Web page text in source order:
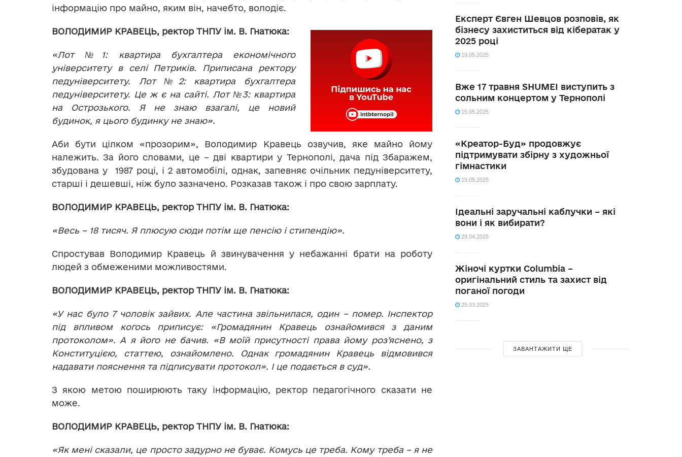
інформацію про майно, яким він, начебто, володіє.
ВОЛОДИМИР КРАВЕЦЬ, ректор ТНПУ ім. В. Гнатюка:
«Лот №1: квартира бухгалтераекономічного
університету в селі Петриків. Приписана ректору
педуніверситету. Лот №2: квартира бухгалтера
педуніверситету. Це ж є на сайті. Лот №3: квартира
на Острозького. Я не знаю взагалі, це новий
будинок, я цього будинку не знаю».
Аби бути цілком «прозорим», Володимир Кравець озвучив, яке майно йому
належить. За його словами, це – дві квартири у Тернополі, дача під Збаражем,
збудована у 1987 році, і 2 автомобілі, однак, запевняє очільник педуніверситету,
старші і дешевші, ніж було зазначено. Розказав також і про свою зарплату.
ВОЛОДИМИР КРАВЕЦЬ, ректор ТНПУ ім. В. Гнатюка:
«Весь – 18 тисяч. Я плюсую сюди потім ще пенсію і стипендію».
Спростував Володимир Кравець й звинувачення у небажанні брати на роботу
людей з обмеженими можливостями.
ВОЛОДИМИР КРАВЕЦЬ, ректор ТНПУ ім. В. Гнатюка:
«У нас було 7 чоловік зайвих. Але частина звільнилася, один – помер. Інспектор
під впливом когось приписує: «Громадянин Кравець ознайомився з даним
протоколом». А я його не бачив. «В моїй присутності права йому роз’яснено, з
Конституцією, статтею, ознайомлено. Однак громадянин Кравець відмовився
надавати пояснення та підписувати протокол». І це подається в суд».
З якою метою поширюють таку інформацію, ректор педагогічного сказати не
може.
ВОЛОДИМИР КРАВЕЦЬ, ректор ТНПУ ім. В. Гнатюка:
«Як мені сказали, це просто задурно не буває. Комусь це треба. Кому треба – я не
Експерт Євген Шевцов розповів, як
бізнесу захиститься від кібератак у
2025 році
19.05.2025
Вже 17 травня SHUMEI виступить з
сольним концертом у Тернополі
15.05.2025
«Креатор-Буд» продовжує
підтримувати збірну з художньої
гімнастики
15.05.2025
Ідеальні заручальні каблучки – які
вони і як вибирати?
29.04.2025
Жіночі куртки Columbia –
оригінальний стиль та захист від
поганої погоди
25.03.2025
ЗАВАНТАЖИТИ ЩЕ